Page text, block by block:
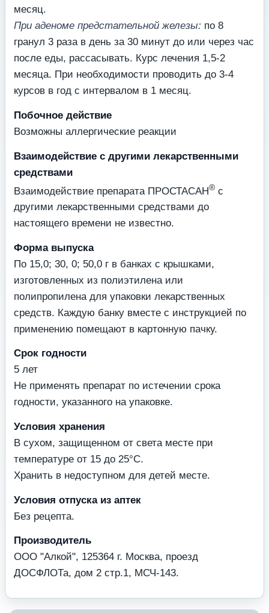
месяц.
При аденоме предстательной железы: по 8
гранул 3 раза в день за 30 минут до или через час
после еды, рассасывать. Курс лечения 1,5-2
месяца. При необходимости проводить до 3-4
курсов в год с интервалом в 1 месяц.
Побочное действие
Возможны аллергические реакции
Взаимодействие с другими лекарственными
средствами
Взаимодействие препарата ПРОСТАСАН® с
другими лекарственными средствами до
настоящего времени не известно.
Форма выпуска
По 15,0; 30, 0; 50,0 г в банках с крышками,
изготовленных из полиэтилена или
полипропилена для упаковки лекарственных
средств. Каждую банку вместе с инструкцией по
применению помещают в картонную пачку.
Срок годности
5 лет
Не применять препарат по истечении срока
годности, указанного на упаковке.
Условия хранения
В сухом, защищенном от света месте при
температуре от 15 до 25°С.
Хранить в недоступном для детей месте.
Условия отпуска из аптек
Без рецепта.
Производитель
ООО "Алкой", 125364 г. Москва, проезд
ДОСФЛОТа, дом 2 стр.1, МСЧ-143.